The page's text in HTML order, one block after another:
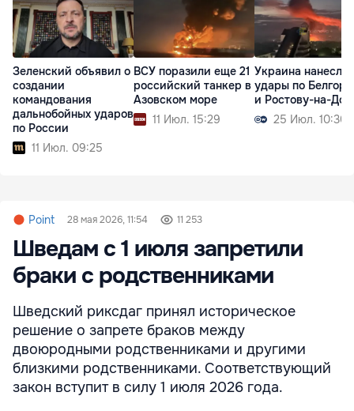
Зеленский объявил о
создании
командования
дальнобойных ударов
по России
11 Июл. 09:25
ВСУ поразили еще 21
российский танкер в
Азовском море
11 Июл. 15:29
Украина нанесла
удары по
и Ростову-на-
25 Июл. 10:30
Point 28 мая 2026, 11:54 11 253
Шведам с 1 июля запретили
браки с родственниками
Шведский риксдаг принял историческое
решение о запрете браков между
двоюродными родственниками и другими
близкими родственниками. Соответствующий
закон вступит в силу 1 июля 2026 года.